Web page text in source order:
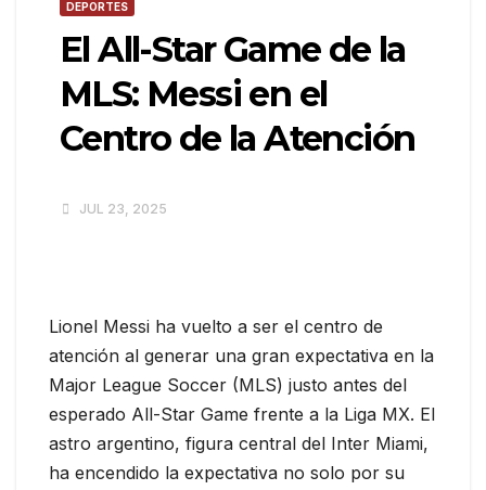
DEPORTES
El All-Star Game de la
MLS: Messi en el
Centro de la Atención
JUL 23, 2025
Lionel Messi ha vuelto a ser el centro de
atención al generar una gran expectativa en la
Major League Soccer (MLS) justo antes del
esperado All-Star Game frente a la Liga MX. El
astro argentino, figura central del Inter Miami,
ha encendido la expectativa no solo por su